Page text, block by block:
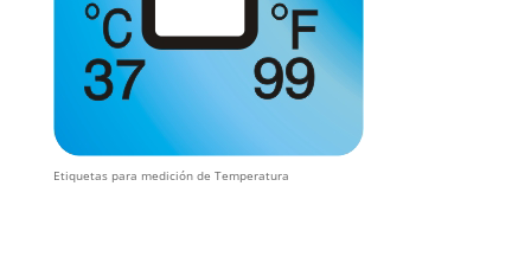
Etiquetas para medición de Temperatura